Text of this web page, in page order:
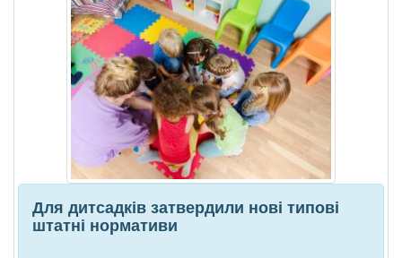
Для дитсадків затвердили нові типові
штатні нормативи